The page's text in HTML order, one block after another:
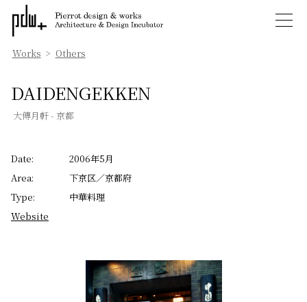
Works > Others
DAIDENGEKKEN
大傳月軒 - 京都
Date:
2006年5月
Area:
下京区／京都府
Type:
中華料理
Website